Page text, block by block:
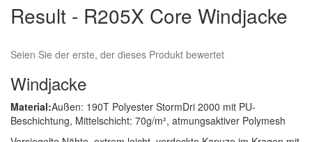
der
Bildergalerie
Result - R205X Core Windjacke
Seien Sie der erste, der dieses Produkt bewertet
Windjacke
Material:Außen: 190T Polyester StormDri 2000 mit PU-
Beschichtung, Mittelschicht: 70g/m², atmungsaktiver Polymesh